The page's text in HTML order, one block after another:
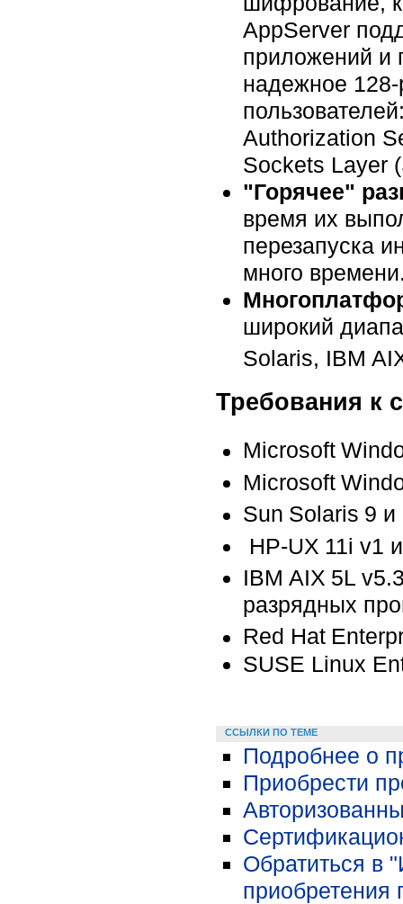
AppServer
приложений и
надежное
Authorization
Sockets Layer
"Горячее"
время их
перезапуска
много
широкий
Solaris, IBM
Требования к
Microsoft
Microsoft
Sun Solaris 9 и
HP-UX 11i v1
IBM AIX 5L
разрядных
Red Hat
SUSE Linux
ССЫЛКИ ПО ТЕМЕ
Подробнее о
Приобрести
Обратиться в
приобретения